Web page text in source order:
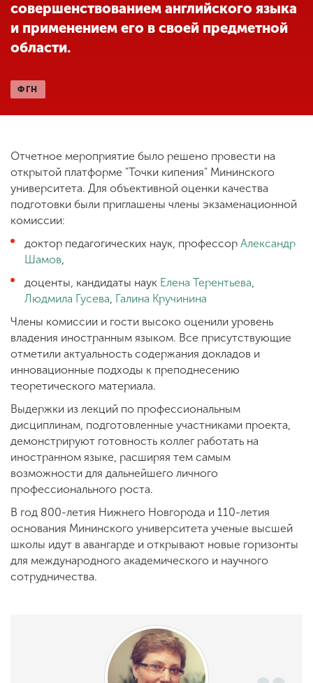
совершенствованием английского языка
и применением его в своей предметной
области.
ФГН
Отчетное мероприятие было решено провести на
открытой платформе "Точки кипения" Мининского
университета. Для объективной оценки качества
подготовки были приглашены члены экзаменационной
комиссии:
доктор педагогических наук, профессор Александр
Шамов,
доценты, кандидаты наук Елена Терентьева,
Людмила Гусева, Галина Кручинина
Члены комиссии и гости высоко оценили уровень
владения иностранным языком. Все присутствующие
отметили актуальность содержания докладов и
инновационные подходы к преподнесению
теоретического материала.
Выдержки из лекций по профессиональным
дисциплинам, подготовленные участниками проекта,
демонстрируют готовность коллег работать на
иностранном языке, расширяя тем самым
возможности для дальнейшего личного
профессионального роста.
В год 800-летия Нижнего Новгорода и 110-летия
основания Мининского университета ученые высшей
школы идут в авангарде и открывают новые горизонты
для международного академического и научного
сотрудничества.